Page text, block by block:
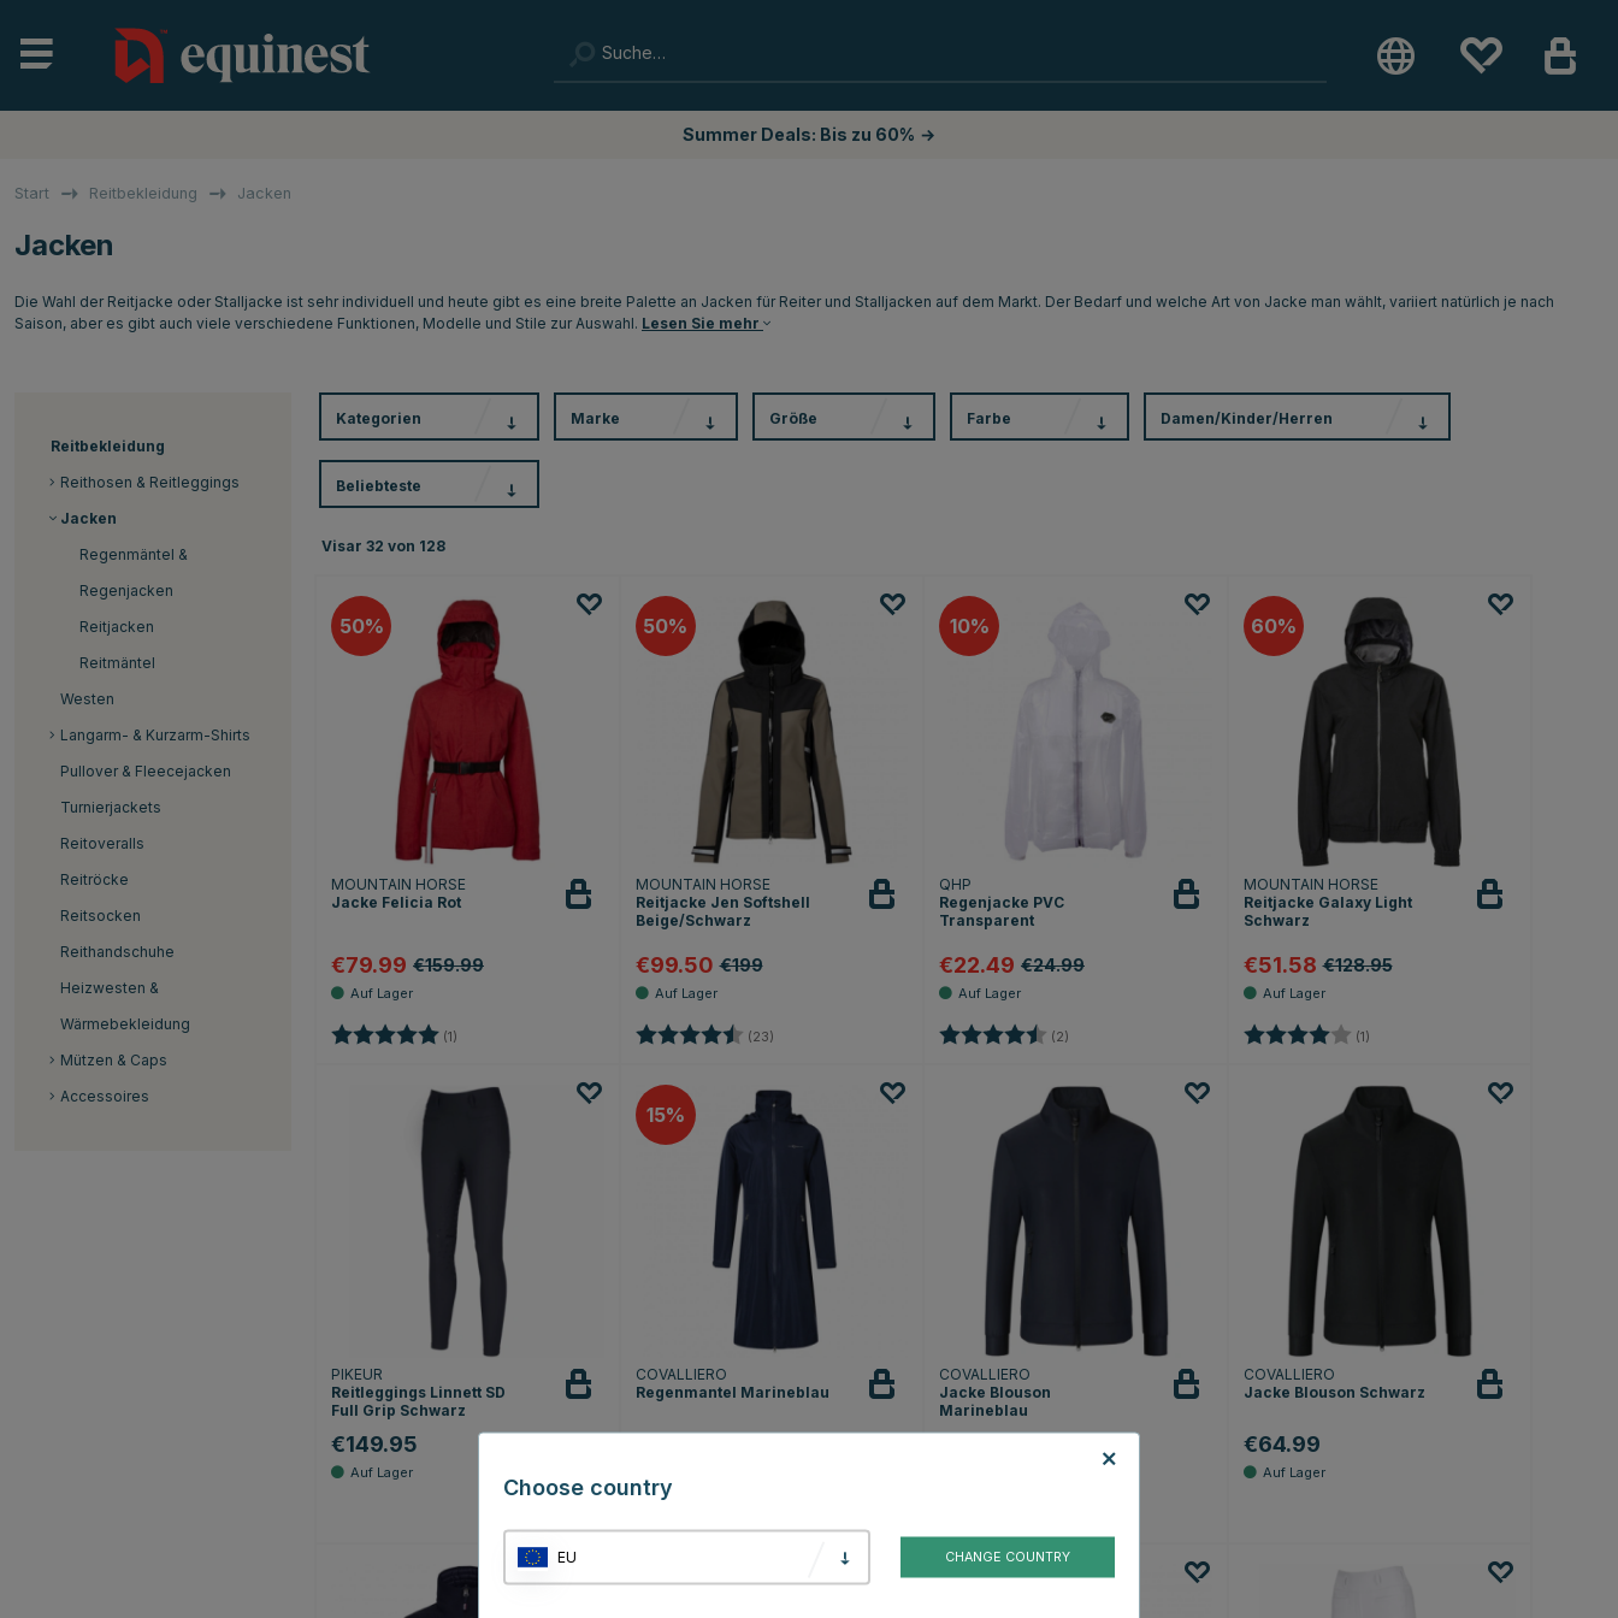
Summer Deals: Bis zu 60% →
Start Reitbekleidung Jacken
Jacken
Die Wahl der Reitjacke oder Stalljacke ist sehr individuell und heute gibt es eine breite Palette an Jacken für Reiter und Stalljacken auf dem Markt. Der Bedarf und welche Art von Jacke man wählt, variiert natürlich je nach
Saison, aber es gibt auch viele verschiedene Funktionen, Modelle und Stile zur Auswahl. Lesen Sie mehr
Reitbekleidung
Reithosen & Reitleggings
Jacken
Regenmäntel &
Regenjacken
Reitjacken
Reitmäntel
Westen
Langarm- & Kurzarm-Shirts
Pullover & Fleecejacken
Turnierjackets
Reitoveralls
Reitröcke
Reitsocken
Reithandschuhe
Heizwesten &
Wärmebekleidung
Mützen & Caps
Accessoires
Kategorien Marke Größe Farbe Damen/Kinder/Herren
Beliebteste
Visar32 von 128
50
MOUNTAIN HORSE
Jacke Felicia Rot
€79.99 €159.99
Bewertung: (1)
50
MOUNTAIN HORSE
Reitjacke Jen Softshell
Beige/Schwarz
€99.50 €199
Bewertung: (23)
10
QHP
Regenjacke PVC
Transparent
€22.49 €24.99
Bewertung: (2)
60
MOUNTAIN HORSE
Reitjacke Galaxy Light
Schwarz
€51.58 €128.95
Bewertung: (1)
PIKEUR
Reitleggings Linnett SD
Full Grip Schwarz
€149.95
15
COVALLIERO
Regenmantel Marineblau
COVALLIERO
Jacke Blouson
Marineblau
COVALLIERO
Jacke Blouson Schwarz
€64.99
25
Choose country
EU CHANGE COUNTRY